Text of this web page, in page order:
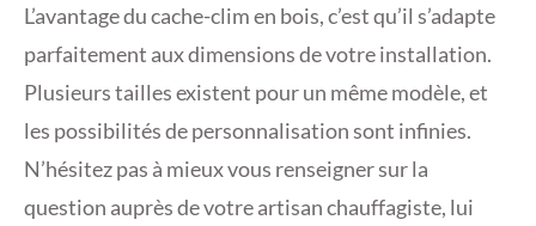
L’avantage du cache-clim en bois, c’est qu’il s’adapte
parfaitement aux dimensions de votre installation.
Plusieurs tailles existent pour un même modèle, et
les possibilités de personnalisation sont infinies.
N’hésitez pas à mieux vous renseigner sur la
question auprès de votre artisan chauffagiste, lui